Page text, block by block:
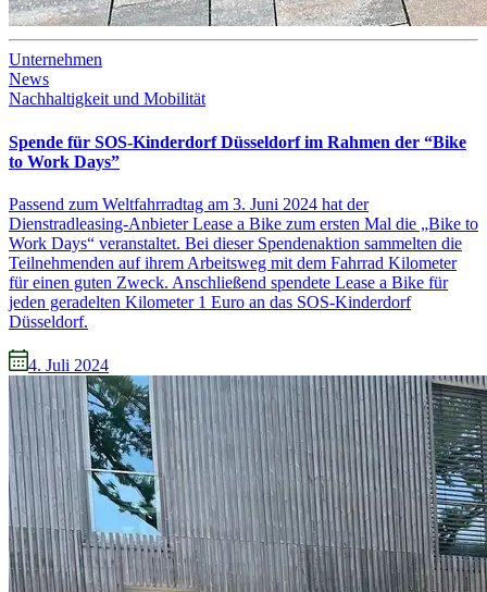
Unternehmen
News
Nachhaltigkeit und Mobilität
Spende für SOS-Kinderdorf Düsseldorf im Rahmen der “Bike
to Work Days”
Passend zum Weltfahrradtag am 3. Juni 2024 hat der
Dienstradleasing-Anbieter Lease a Bike zum ersten Mal die „Bike to
Work Days“ veranstaltet. Bei dieser Spendenaktion sammelten die
Teilnehmenden auf ihrem Arbeitsweg mit dem Fahrrad Kilometer
für einen guten Zweck. Anschließend spendete Lease a Bike für
jeden geradelten Kilometer 1 Euro an das SOS-Kinderdorf
Düsseldorf.
4. Juli 2024